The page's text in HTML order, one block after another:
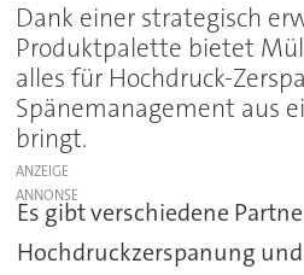
Dank einer strategisch
Produktpalette bietet
alles für Hochdruck-
Spänemanagement aus
bringt.
ANZEIGE
Es gibt verschiedene
Hochdruckzerspanung